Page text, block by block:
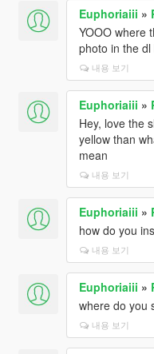
Euphoriaiii »
YOOO where
photo in the
내용 보기
Euphoriaiii »
Hey, love the
yellow than
mean
내용 보기
Euphoriaiii »
how do you
내용 보기
Euphoriaiii »
where do you
내용 보기